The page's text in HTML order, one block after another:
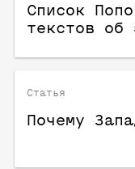
Список
текстов об
Статья
Почему